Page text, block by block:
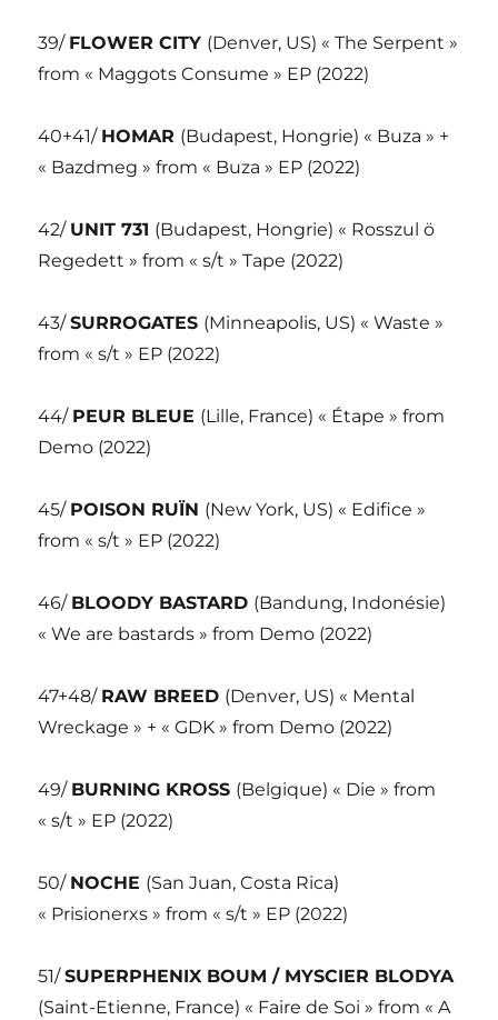
39/ FLOWER CITY (Denver, US) « The Serpent »
from « Maggots Consume » EP (2022)
40+41/ HOMAR (Budapest, Hongrie) « Buza » +
« Bazdmeg » from « Buza » EP (2022)
42/ UNIT 731 (Budapest, Hongrie) « Rosszul ö
Regedett » from « s/t » Tape (2022)
43/SURROGATES (Minneapolis, US) « Waste »
from « s/t » EP (2022)
44/ PEUR BLEUE (Lille, France) « Étape » from
Demo (2022)
45/ POISON RUÏN (New York, US) « Edifice »
from « s/t » EP (2022)
46/ BLOODY BASTARD (Bandung, Indonésie)
« We are bastards » from Demo (2022)
47+48/ RAW BREED (Denver, US) « Mental
Wreckage » + « GDK » from Demo (2022)
49/ BURNING KROSS (Belgique) « Die » from
« s/t » EP (2022)
50/ NOCHE (San Juan, Costa Rica)
« Prisionerxs » from « s/t » EP (2022)
51/SUPERPHENIX BOUM / MYSCIER BLODYA
(Saint-Etienne, France) « Faire de Soi » from « A